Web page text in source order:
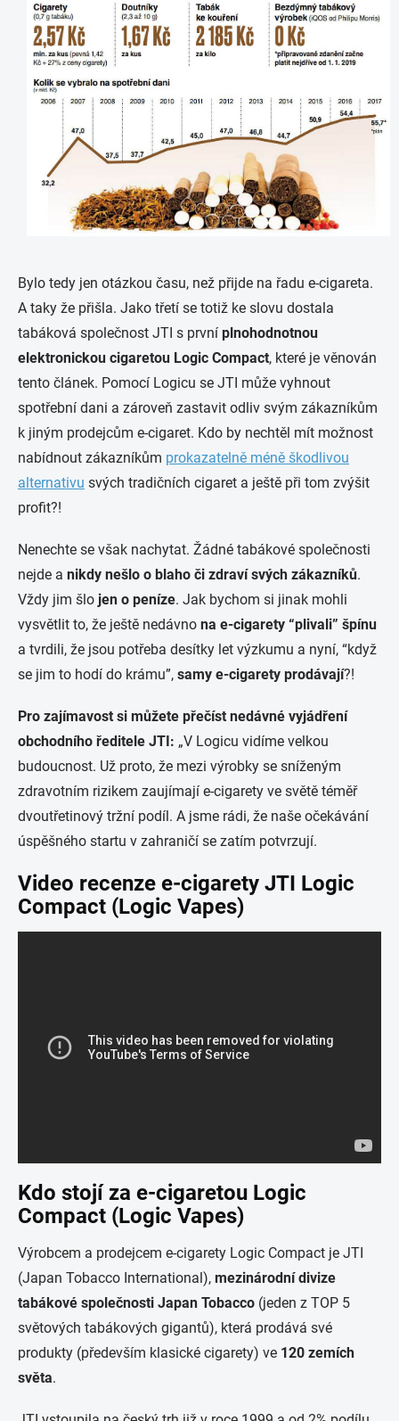
Bylo tedy jen otázkou času, než přijde na řadu e-cigareta.
A taky že přišla. Jako třetí se totiž ke slovu dostala
tabáková společnost JTI s první plnohodnotnou
elektronickou cigaretou Logic Compact, které je věnován
tento článek. Pomocí Logicu se JTI může vyhnout
spotřební dani a zároveň zastavit odliv svým zákazníkům
k jiným prodejcům e-cigaret. Kdo by nechtěl mít možnost
nabídnout zákazníkům prokazatelně méně škodlivou
alternativu svých tradičních cigaret a ještě při tom zvýšit
profit?!
Nenechte se však nachytat. Žádné tabákové společnosti
nejde a nikdy nešlo o blaho či zdraví svých zákazníků.
Vždy jim šlo jen o peníze. Jak bychom si jinak mohli
vysvětlit to, že ještě nedávno na e-cigarety “plivali” špínu
a tvrdili, že jsou potřeba desítky let výzkumu a nyní, “když
se jim to hodí do krámu”, samy e-cigarety prodávají?!
Pro zajímavost si můžete přečíst nedávné vyjádření
obchodního ředitele JTI: „V Logicu vidíme velkou
budoucnost. Už proto, že mezi výrobky se sníženým
zdravotním rizikem zaujímají e‑cigarety ve světě téměř
dvoutřetinový tržní podíl. A jsme rádi, že naše očekávání
úspěšného startu v zahraničí se zatím potvrzují.
Video recenze e-cigarety JTI Logic
Compact (Logic Vapes)
Kdo stojí za e-cigaretou Logic
Compact (Logic Vapes)
Výrobcem a prodejcem e-cigarety Logic Compact je JTI
(Japan Tobacco International), mezinárodní divize
tabákové společnosti Japan Tobacco (jeden z TOP 5
světových tabákových gigantů), která prodává své
produkty (především klasické cigarety) ve 120 zemích
světa.